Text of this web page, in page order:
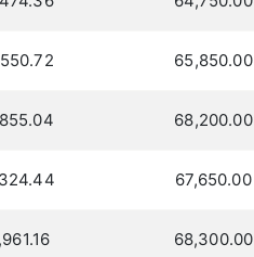
65,850.00
68,200.00
67,650.00
68,300.00